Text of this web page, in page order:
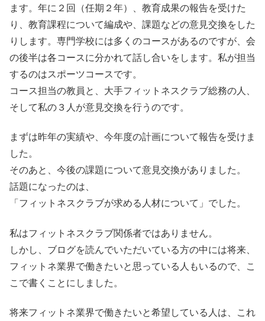
ます。年に２回（任期２年）、教育成果の報告を受けた
り、教育課程について編成や、課題などの意見交換をした
りします。専門学校には多くのコースがあるのですが、会
の後半は各コースに分かれて話し合いをします。私が担当
するのはスポーツコースです。
コース担当の教員と、大手フィットネスクラブ総務の人、
そして私の３人が意見交換を行うのです。
まずは昨年の実績や、今年度の計画について報告を受けま
した。
そのあと、今後の課題について意見交換がありました。
話題になったのは、
「フィットネスクラブが求める人材について」でした。
私はフィットネスクラブ関係者ではありません。
しかし、ブログを読んでいただいている方の中には将来、
フィットネ業界で働きたいと思っている人もいるので、こ
こで書くことにしました。
将来フィットネ業界で働きたいと希望している人は、これ